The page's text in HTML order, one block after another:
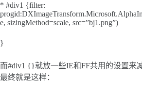
* #div1 {filter:
e, sizingMethod=scale, src=”bj1.png”)
}
而#div1 {}就放一些IE和FF共用的设置来
最终就是这样：